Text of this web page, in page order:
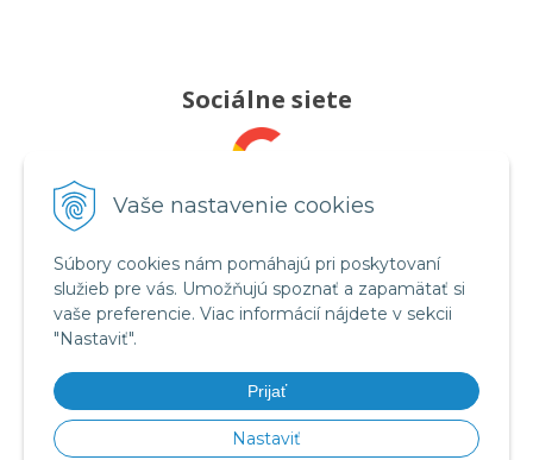
Vaše nastavenie cookies
Súbory cookies nám pomáhajú pri poskytovaní
služieb pre vás. Umožňujú spoznať a zapamätať si
vaše preferencie. Viac informácií nájdete v sekcii
"Nastaviť".
Prijať
Nastaviť
Sociálne siete
Pridajte nám recenziu
Sledujte nás
Videá na YouTube